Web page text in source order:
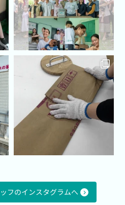
フのインスタグラムへ